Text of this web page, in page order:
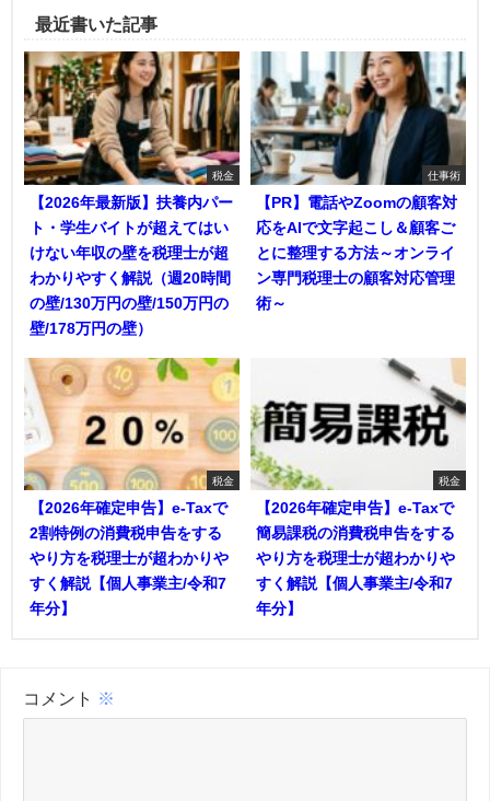
最近書いた記事
税金
【2026年最新版】扶養内パー
ト・学生バイトが超えてはい
けない年収の壁を税理士が超
わかりやすく解説（週20時間
の壁/130万円の壁/150万円の
壁/178万円の壁）
仕事術
【PR】電話やZoomの顧客対
応をAIで文字起こし＆顧客ご
とに整理する方法～オンライ
ン専門税理士の顧客対応管理
術～
税金
【2026年確定申告】e-Taxで
2割特例の消費税申告をする
やり方を税理士が超わかりや
すく解説【個人事業主/令和7
年分】
税金
【2026年確定申告】e-Taxで
簡易課税の消費税申告をする
やり方を税理士が超わかりや
すく解説【個人事業主/令和7
年分】
コメント ※